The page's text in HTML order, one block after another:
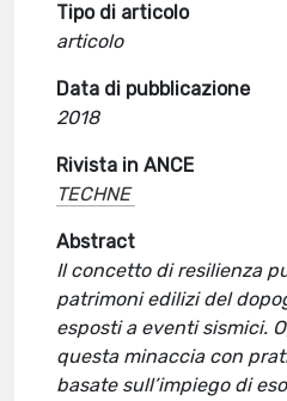
Tipo di articolo
articolo
Data di pubblicazione
2018
Rivista in ANCE
TECHNE
Abstract
Il concetto di resilienza
patrimoni edilizi del
esposti a eventi sismici.
questa minaccia con
basate sull’impiego di